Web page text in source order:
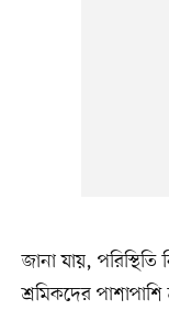
জানা যায়, পরিস্থিতি
শ্রমিকদের